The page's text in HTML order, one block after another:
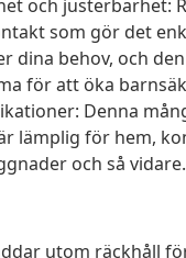
och justerbarhet:
som gör det
dina behov, och
för att öka
Denna
lämplig för hem,
och så vidare.
utom räckhåll